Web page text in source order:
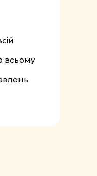
всьому